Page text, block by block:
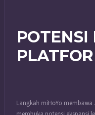
POTENSI
Langkah miHoYo membawa